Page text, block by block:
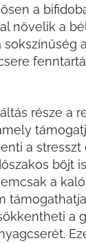
a
növelik a
sokszínűség
része a
a stresszt
böjt
a
a